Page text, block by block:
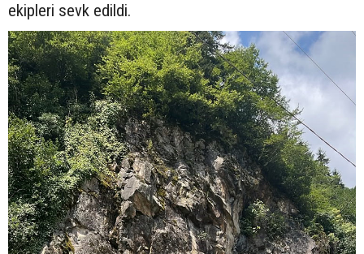
ekipleri sevk edildi.